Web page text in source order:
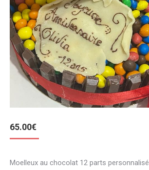
65.00€
Moelleux au chocolat 12 parts personnalisé